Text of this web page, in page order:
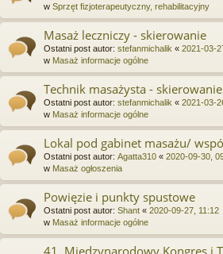
w Sprzęt fizjoterapeutyczny, rehabilitacyjny
Masaż leczniczy - skierowanie
Ostatni post autor: stefanmichalik « 2021-03-
w Masaż informacje ogólne
Technik masażysta - skierowanie
Ostatni post autor: stefanmichalik « 2021-03-
w Masaż informacje ogólne
Lokal pod gabinet masażu/
Ostatni post autor: Agatta310 « 2020-09-30,
w Masaż ogłoszenia
Powięzie i punkty spustowe
Ostatni post autor: Shant « 2020-09-27, 11:12
w Masaż informacje ogólne
41. Międzynarodowy Kongres i